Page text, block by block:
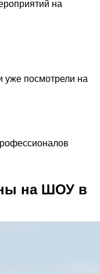
на
уже посмотрели на
на ШОУ в